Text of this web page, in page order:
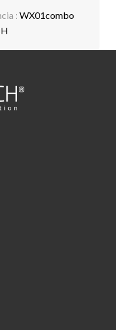
:WX01combo